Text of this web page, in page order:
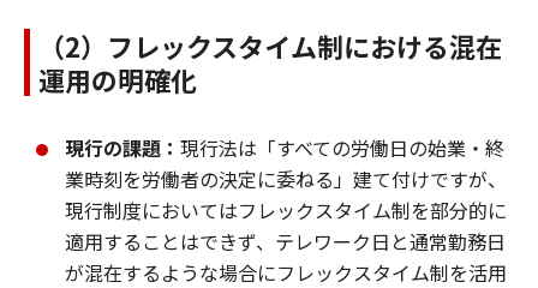
（2）フレックスタイム制における混在
運用の明確化
現行の課題： 現行法は「すべての労働日の始業・終
業時刻を労働者の決定に委ねる」建て付けですが、
現行制度においてはフレックスタイム制を部分的に
適用することはできず、テレワーク日と通常勤務日
が混在するような場合にフレックスタイム制を活用